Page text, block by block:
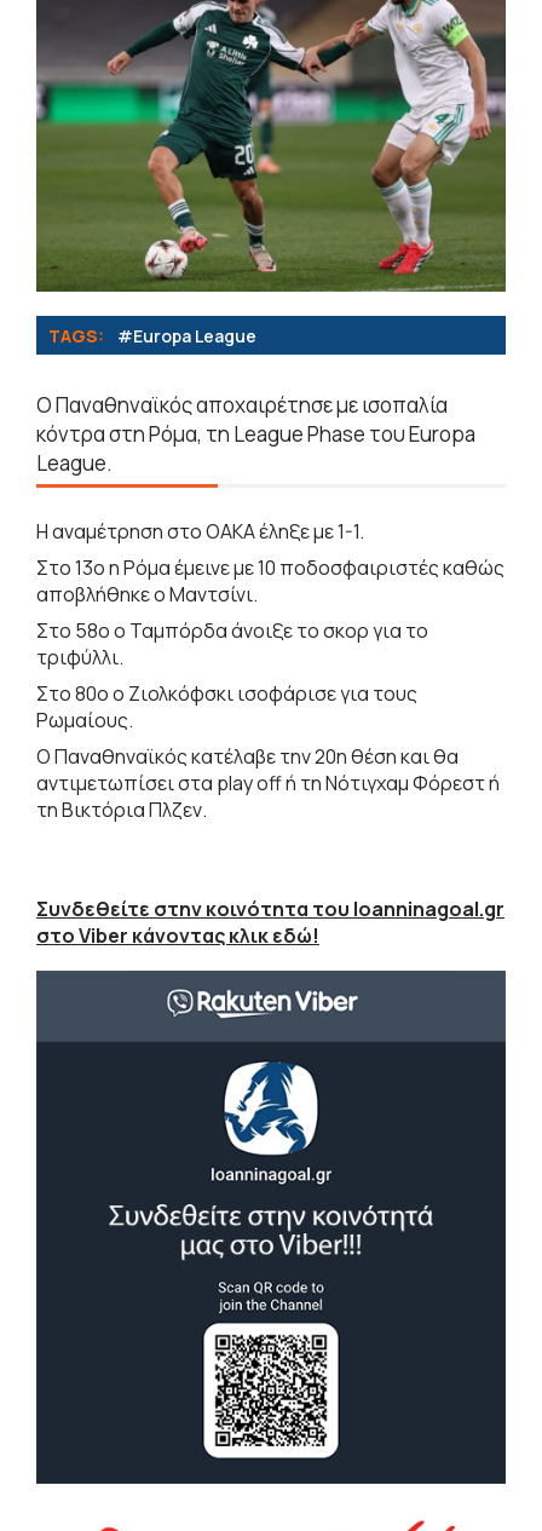
TAGS: #Europa League
Ο Παναθηναϊκός αποχαιρέτησε με ισοπαλία
κόντρα στη Ρόμα, τη League Phase του Europa
League.
Η αναμέτρηση στο ΟΑΚΑ έληξε με 1-1.
Στο 13ο η Ρόμα έμεινε με 10 ποδοσφαιριστές καθώς
αποβλήθηκε ο Μαντσίνι.
Στο 58ο ο Ταμπόρδα άνοιξε το σκορ για το
τριφύλλι.
Στο 80ο ο Ζιολκόφσκι ισοφάρισε για τους
Ρωμαίους.
Ο Παναθηναϊκός κατέλαβε την 20η θέση και θα
αντιμετωπίσει στα play off ή τη Νότιγχαμ Φόρεστ ή
τη Βικτόρια Πλζεν.
Συνδεθείτε στην κοινότητα του Ioanninagoal.gr
στο Viber κάνοντας κλικ εδώ!